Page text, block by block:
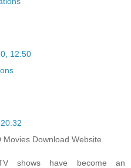
12:50
Download Website
shows have become an